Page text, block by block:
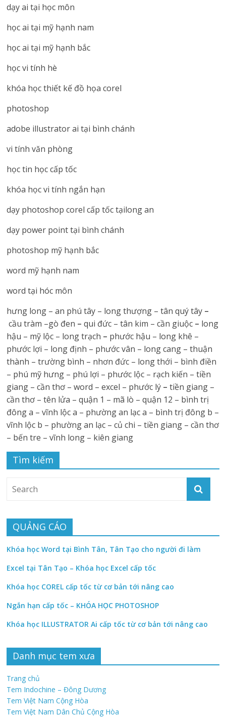
dạy ai tại học môn
học ai tại mỹ hạnh nam
học ai tại mỹ hạnh bắc
học vi tính hè
khóa học thiết kế đồ họa corel
photoshop
adobe illustrator ai tại bình chánh
vi tính văn phòng
học tin học cấp tốc
khóa học vi tính ngắn hạn
dạy photoshop corel cấp tốc tạilong an
dạy power point tại bình chánh
photoshop mỹ hạnh bắc
word mỹ hạnh nam
word tại hóc môn
hưng long – an phú tây – long thượng – tân quý tây –
cầu tràm –gò đen –qui đức – tân kim – cần giuộc – long
hậu – mỹ lộc – long trạch – phước hậu – long khê –
phước lợi – long định – phước vân – long cang – thuận
thành – trường bình – nhơn đức – long thới – bình điền
– phú mỹ hưng – phú lợi – phước lộc – rạch kiến – tiền
giang – cần thơ – word – excel – phước lý – tiền giang –
cần thơ – tên lửa – quận 1 – mã lò – quận 12 – bình trị
đông a – vĩnh lộc a – phường an lạc a – bình trị đông b –
vĩnh lộc b – phường an lạc – củ chi – tiền giang – cần thơ
– bến tre – vĩnh long – kiên giang
Tìm kiếm
QUẢNG CÁO
Khóa học Word tại Bình Tân, Tân Tạo cho người đi làm
Excel tại Tân Tạo – Khóa học Excel cấp tốc
Khóa học COREL cấp tốc từ cơ bản tới nâng cao
Ngắn hạn cấp tốc – KHÓA HỌC PHOTOSHOP
Khóa học ILLUSTRATOR Ai cấp tốc từ cơ bản tới nâng cao
Danh mục tem xưa
Trang chủ
Tem Indochine – Đông Dương
Tem Việt Nam Cộng Hòa
Tem Việt Nam Dân Chủ Cộng Hòa